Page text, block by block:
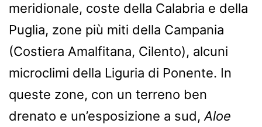
meridionale, coste della Calabria e della
Puglia, zone più miti della Campania
(Costiera Amalfitana, Cilento), alcuni
microclimi della Liguria di Ponente. In
queste zone, con un terreno ben
drenato e un’esposizione a sud, Aloe